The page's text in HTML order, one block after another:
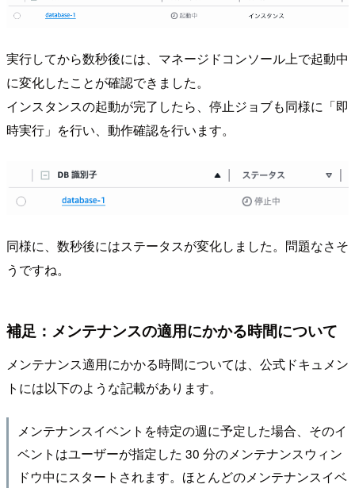
実行してから数秒後には、マネージドコンソール上で起動中
に変化したことが確認できました。
インスタンスの起動が完了したら、停止ジョブも同様に「即
時実行」を行い、動作確認を行います。
同様に、数秒後にはステータスが変化しました。問題なさそ
うですね。
補足：メンテナンスの適用にかかる時間について
メンテナンス適用にかかる時間については、公式ドキュメン
トには以下のような記載があります。
メンテナンスイベントを特定の週に予定した場合、そのイ
ベントはユーザーが指定した 30 分のメンテナンスウィン
ドウ中にスタートされます。ほとんどのメンテナンスイベ